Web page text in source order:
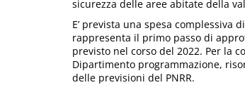
sicurezza delle aree abitate della
E’ prevista una spesa
rappresenta il primo passo di
previsto nel corso del 2022. Per la
Dipartimento programmazione,
delle previsioni del PNRR.